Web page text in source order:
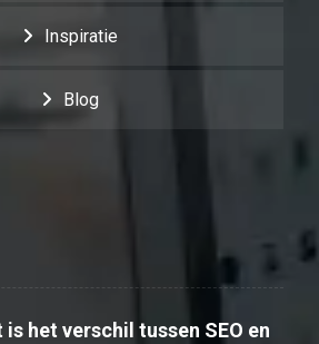
Inspiratie
Blog
is het verschil tussen SEO en